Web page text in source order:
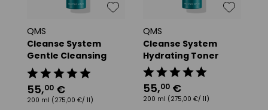
QMS
Cleanse System
Gentle Cleansing
Milk
55,00 €
200 ml (275,00 €/ 1l)
QMS
Cleanse System
Hydrating Toner
55,00 €
200 ml (275,00 €/ 1l)